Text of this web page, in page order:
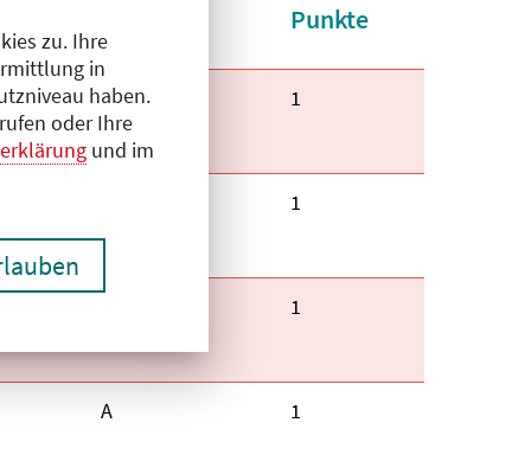
zu. Ihre
in
haben.
oder Ihre
und im
aufsteigend Punkte
Kategorie:
A Fortbildungspunkte:
1
Fortbildungspunkte:
1
Fortbildungspunkte:
1
Kategorie:
A Fortbildungspunkte:
1